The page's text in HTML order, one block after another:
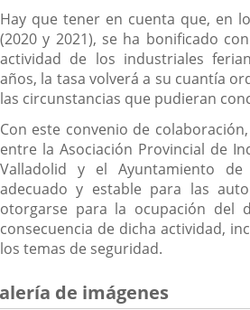
Hay que tener en cuenta que, en
(2020 y 2021), se ha bonificado
actividad de los industriales
años, la tasa volverá a su cuantía
las circunstancias que pudieran
Con este convenio de
entre la Asociación Provincial de
Valladolid y el Ayuntamiento
adecuado y estable para las
otorgarse para la ocupación del
consecuencia de dicha actividad,
los temas de seguridad.
de imágenes